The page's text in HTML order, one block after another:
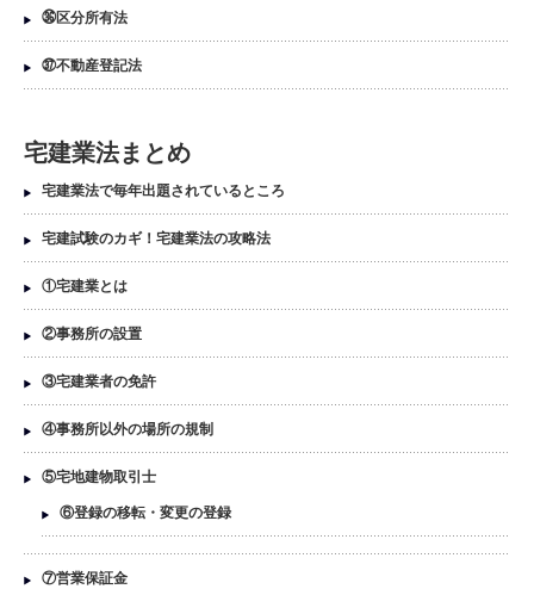
㊱区分所有法
㊲不動産登記法
宅建業法まとめ
宅建業法で毎年出題されているところ
宅建試験のカギ！宅建業法の攻略法
①宅建業とは
②事務所の設置
③宅建業者の免許
④事務所以外の場所の規制
⑤宅地建物取引士
⑥登録の移転・変更の登録
⑦営業保証金